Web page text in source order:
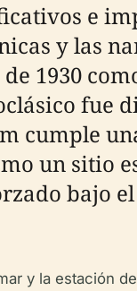
e
y las
1930
fue
cumple
un sitio
bajo el
y la estación